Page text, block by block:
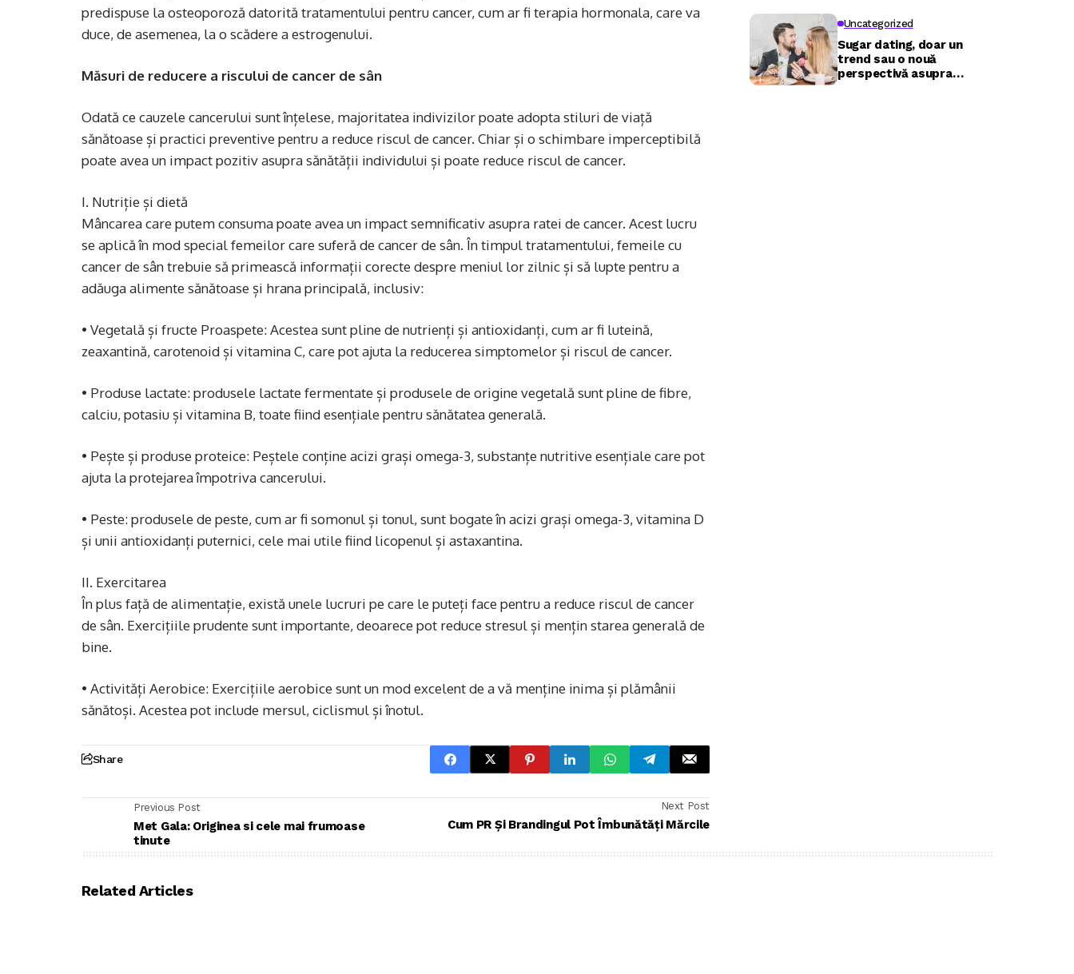
predispuse la osteoporoză datorită tratamentului pentru cancer, cum ar fi terapia hormonala, care va
duce, de asemenea, la o scădere a estrogenului.
Măsuri de reducere a riscului de cancer de sân
Odată ce cauzele cancerului sunt înțelese, majoritatea indivizilor poate adopta stiluri de viață
sănătoase și practici preventive pentru a reduce riscul de cancer. Chiar și o schimbare imperceptibilă
poate avea un impact pozitiv asupra sănătății individului și poate reduce riscul de cancer.
I. Nutriție și dietă
Mâncarea care putem consuma poate avea un impact semnificativ asupra ratei de cancer. Acest lucru
se aplică în mod special femeilor care suferă de cancer de sân. În timpul tratamentului, femeile cu
cancer de sân trebuie să primească informații corecte despre meniul lor zilnic și să lupte pentru a
adăuga alimente sănătoase și hrana principală, inclusiv:
• Vegetală și fructe Proaspete: Acestea sunt pline de nutrienți și antioxidanți, cum ar fi luteină,
zeaxantină, carotenoid și vitamina C, care pot ajuta la reducerea simptomelor și riscul de cancer.
• Produse lactate: produsele lactate fermentate și produsele de origine vegetală sunt pline de fibre,
calciu, potasiu și vitamina B, toate fiind esențiale pentru sănătatea generală.
• Pește și produse proteice: Peștele conține acizi grași omega-3, substanțe nutritive esențiale care pot
ajuta la protejarea împotriva cancerului.
• Peste: produsele de peste, cum ar fi somonul și tonul, sunt bogate în acizi grași omega-3, vitamina D
și unii antioxidanți puternici, cele mai utile fiind licopenul și astaxantina.
II. Exercitarea
În plus față de alimentație, există unele lucruri pe care le puteți face pentru a reduce riscul de cancer
de sân. Exercițiile prudente sunt importante, deoarece pot reduce stresul și mențin starea generală de
bine.
• Activități Aerobice: Exercițiile aerobice sunt un mod excelent de a vă menține inima și plămânii
sănătoși. Acestea pot include mersul, ciclismul și înotul.
Share
Previous Post
Met Gala: Originea si cele mai frumoase
tinute
Next Post
Cum PR Și Brandingul Pot Îmbunătăți Mărcile
Uncategorized
Sugar dating, doar un
trend sau o nouă
perspectivă asupra
Related Articles